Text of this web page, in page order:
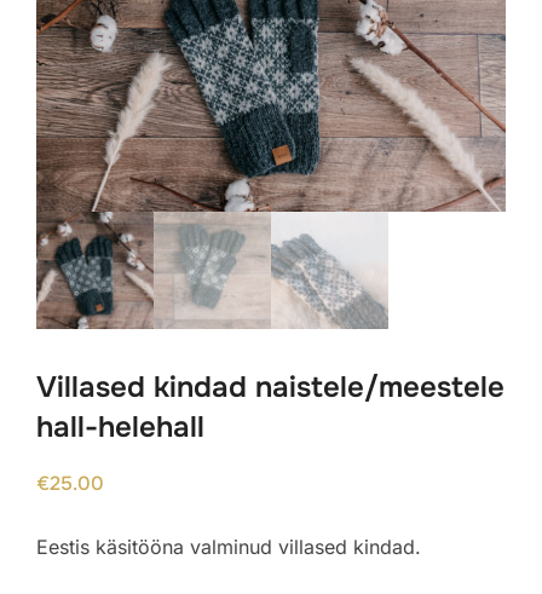
Villased kindad naistele/meestele
hall-helehall
€25.00
Eestis käsitööna valminud villased kindad.